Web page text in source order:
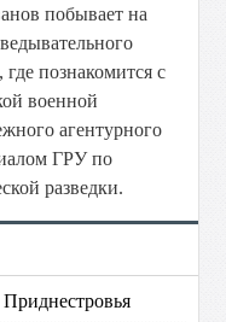
побывает на
познакомится с
военной
агентурного
ГРУ по
разведки.